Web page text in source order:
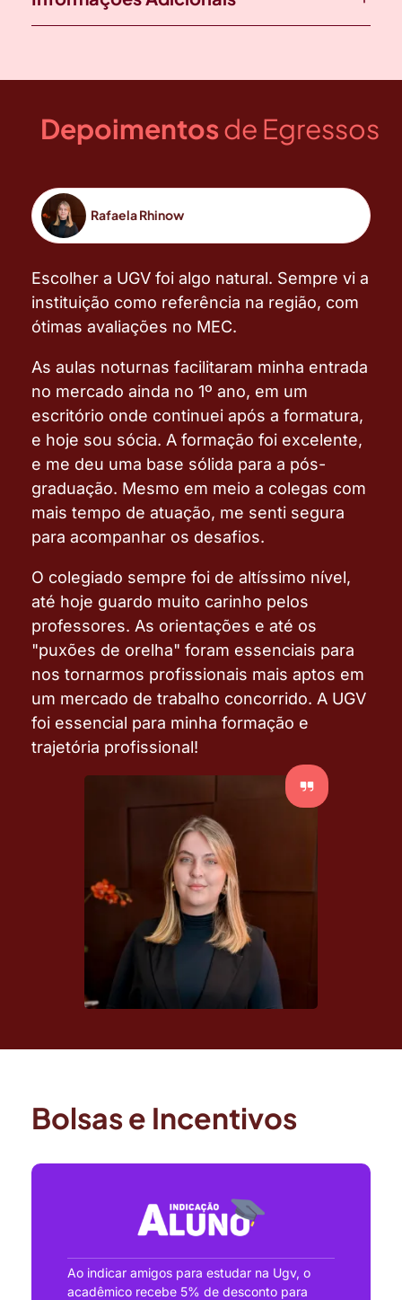
Depoimentosde Egressos
Escolher a UGV foi algo natural. Sempre vi a
instituição como referência na região, com
ótimas avaliações no MEC.
As aulas noturnas facilitaram minha entrada
no mercado ainda no 1º ano, em um
escritório onde continuei após a formatura,
e hoje sou sócia. A formação foi excelente,
e me deu uma base sólida para a pós-
graduação. Mesmo em meio a colegas com
mais tempo de atuação, me senti segura
para acompanhar os desafios.
O colegiado sempre foi de altíssimo nível,
até hoje guardo muito carinho pelos
professores. As orientações e até os
"puxões de orelha" foram essenciais para
nos tornarmos profissionais mais aptos em
um mercado de trabalho concorrido. A UGV
foi essencial para minha formação e
trajetória profissional!
Rafaela Rhinow
Bolsas e Incentivos
Ao indicar amigos para estudar na Ugv, o
acadêmico recebe 5% de desconto para